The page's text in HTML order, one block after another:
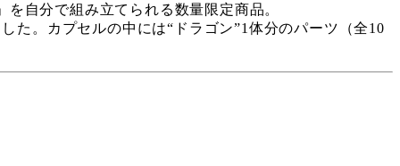
自分で組み立てられる数量限定商品。
た。カプセルの中には“ドラゴン”1体分のパーツ（全10